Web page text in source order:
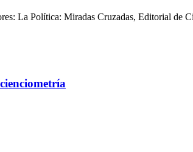
La Política: Miradas Cruzadas, Editorial de